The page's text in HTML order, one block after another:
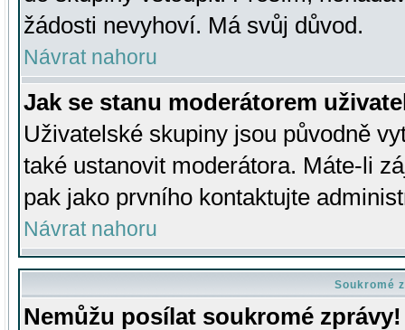
žádosti nevyhoví. Má svůj důvod.
Návrat nahoru
Jak se stanu moderátorem
Uživatelské skupiny jsou původně
také ustanovit moderátora. Máte-li
pak jako prvního kontaktujte
Návrat nahoru
Soukromé
Nemůžu posílat soukromé zprávy!